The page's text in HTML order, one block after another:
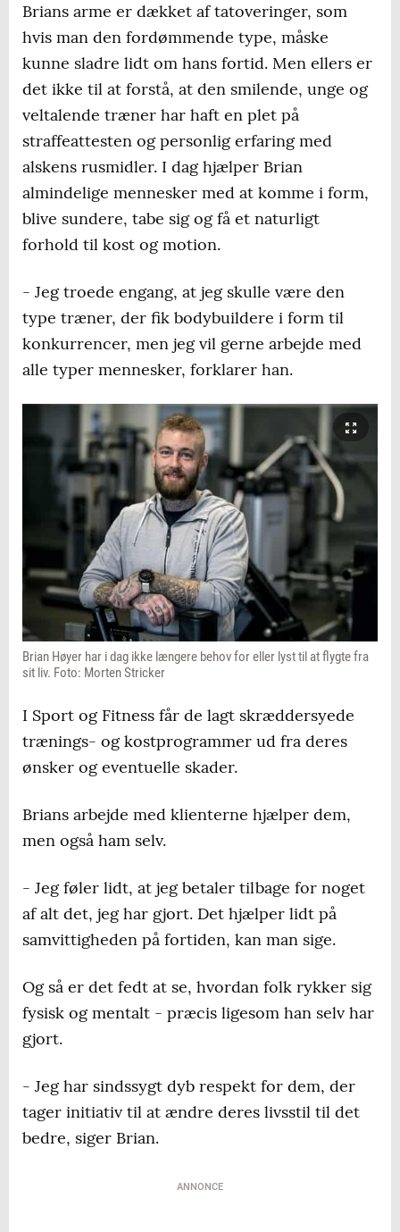
Brians arme er dækket af tatoveringer, som
hvis man den fordømmende type, måske
kunne sladre lidt om hans fortid. Men ellers er
det ikke til at forstå, at den smilende, unge og
veltalende træner har haft en plet på
straffeattesten og personlig erfaring med
alskens rusmidler. I dag hjælper Brian
almindelige mennesker med at komme i form,
blive sundere, tabe sig og få et naturligt
forhold til kost og motion.
- Jeg troede engang, at jeg skulle være den
type træner, der fik bodybuildere i form til
konkurrencer, men jeg vil gerne arbejde med
alle typer mennesker, forklarer han.
Brian Høyer har i dag ikke længere behov for eller lyst til at flygte fra
sit liv. Foto: Morten Stricker
I Sport og Fitness får de lagt skræddersyede
trænings- og kostprogrammer ud fra deres
ønsker og eventuelle skader.
Brians arbejde med klienterne hjælper dem,
men også ham selv.
- Jeg føler lidt, at jeg betaler tilbage for noget
af alt det, jeg har gjort. Det hjælper lidt på
samvittigheden på fortiden, kan man sige.
Og så er det fedt at se, hvordan folk rykker sig
fysisk og mentalt - præcis ligesom han selv har
gjort.
- Jeg har sindssygt dyb respekt for dem, der
tager initiativ til at ændre deres livsstil til det
bedre, siger Brian.
ANNONCE